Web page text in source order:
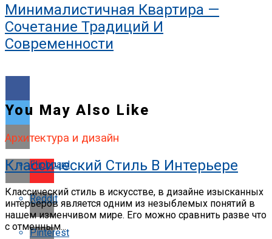
Минималистичная Квартира —
Сочетание Традиций И
Современности
Flipboard
Reddit
Pinterest
You May Also Like
Архитектура и дизайн
Классический Стиль В Интерьере
Классический стиль в искусстве, в дизайне изысканных
интерьеров является одним из незыблемых понятий в
нашем изменчивом мире. Его можно сравнить разве что
с отменным...